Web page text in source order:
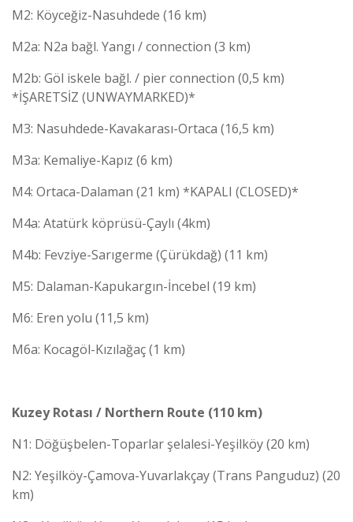
M2: Köyceğiz-Nasuhdede (16 km)
M2a: N2a bağl. Yangı / connection (3 km)
M2b: Göl iskele bağl. / pier connection (0,5 km)
*İŞARETSİZ (UNWAYMARKED)*
M3: Nasuhdede-Kavakarası-Ortaca (16,5 km)
M3a: Kemaliye-Kapız (6 km)
M4: Ortaca-Dalaman (21 km) *KAPALI (CLOSED)*
M4a: Atatürk köprüsü-Çaylı (4km)
M4b: Fevziye-Sarıgerme (Çürükdağ) (11 km)
M5: Dalaman-Kapukargın-İncebel (19 km)
M6: Eren yolu (11,5 km)
M6a: Kocagöl-Kızılağaç (1 km)
Kuzey Rotası / Northern Route (110 km)
N1: Döğüşbelen-Toparlar şelalesi-Yeşilköy (20 km)
N2: Yeşilköy-Çamova-Yuvarlakçay (Trans Panguduz) (20
km)